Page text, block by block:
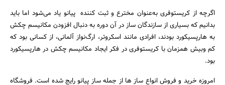
اگرچه از کریستوفری به‌عنوان مخترع و ثبت کننده پیانو یاد می‌شود اما باید
بدانیم که بسیاری از سازندگان ساز در آن دوره به دنبال افزودن مکانیسم چکش
به هارپسیکورد بودند، افرادی مانند اسکروتر، ارگ‌نواز آلمانی، از کسانی بود که
کم‌ و‌بیش همزمان با کریستوفری در فکر ایجاد مکانیسم چکش در هارپسیکورد
بود.
امروزه خرید و فروش انواع ساز ها از جمله ساز پیانو رایج شده است. فروشگاه